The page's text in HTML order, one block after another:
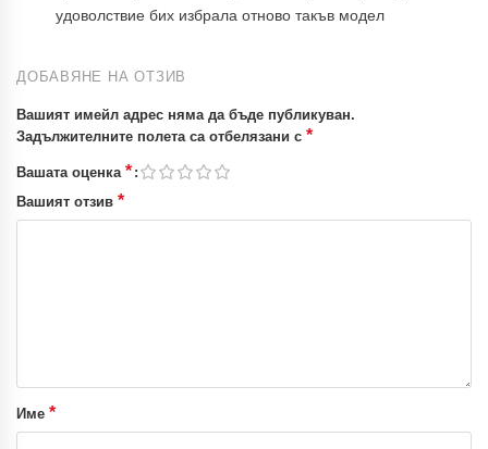
удоволствие бих избрала отново такъв модел
ДОБАВЯНЕ НА ОТЗИВ
Вашият имейл адрес няма да бъде публикуван.
Задължителните полета са отбелязани с *
Вашата оценка *
Вашият отзив *
Име *